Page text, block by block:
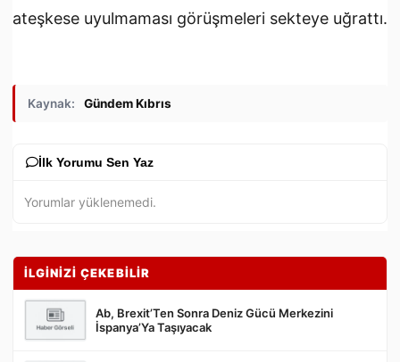
ateşkese uyulmaması görüşmeleri sekteye uğrattı.
Kaynak: Gündem Kıbrıs
İlk Yorumu Sen Yaz
Yorumlar yüklenemedi.
İLGİNİZİ ÇEKEBİLİR
Ab, Brexit’Ten Sonra Deniz Gücü Merkezini
İspanya’Ya Taşıyacak